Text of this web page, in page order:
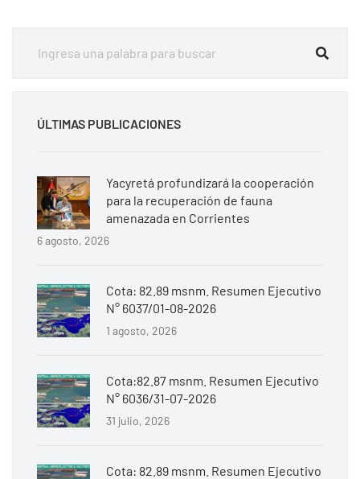
ÚLTIMAS PUBLICACIONES
Yacyretá profundizará la cooperación
para la recuperación de fauna
amenazada en Corrientes
6 agosto, 2026
Cota: 82.89 msnm. Resumen Ejecutivo
N° 6037/01-08-2026
1 agosto, 2026
Cota:82.87 msnm. Resumen Ejecutivo
N° 6036/31-07-2026
31 julio, 2026
Cota: 82.89 msnm. Resumen Ejecutivo